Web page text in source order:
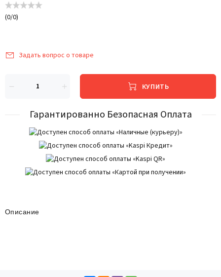
(0/0)
Задать вопрос о товаре
КУПИТЬ
Гарантированно Безопасная Оплата
Описание